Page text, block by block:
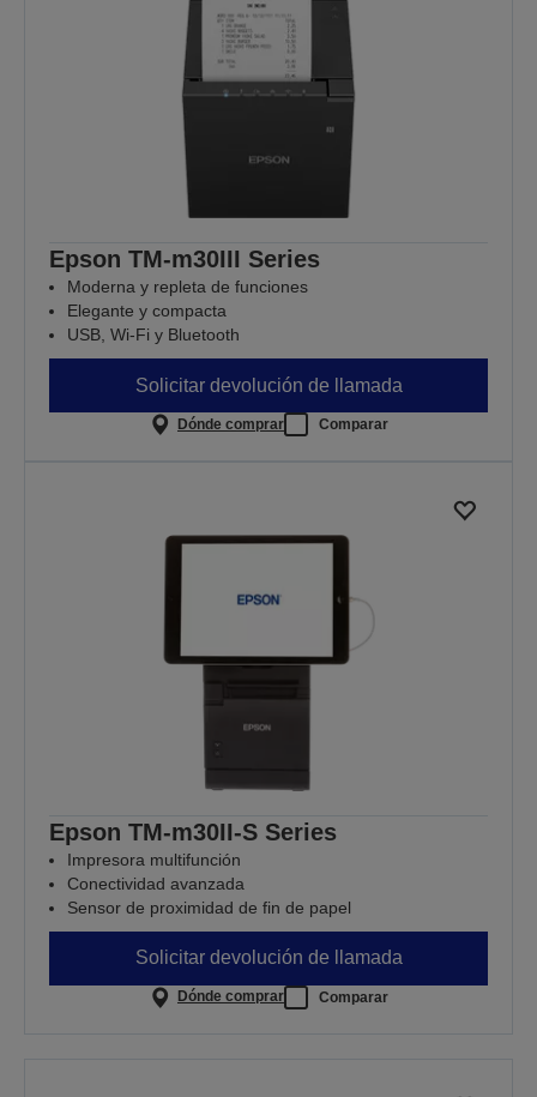
Epson TM-m30III Series
Moderna y repleta de funciones
Elegante y compacta
USB, Wi-Fi y Bluetooth
Solicitar devolución de llamada
Dónde comprar Comparar
Epson TM-m30II-S Series
Impresora multifunción
Conectividad avanzada
Sensor de proximidad de fin de papel
Solicitar devolución de llamada
Dónde comprar Comparar